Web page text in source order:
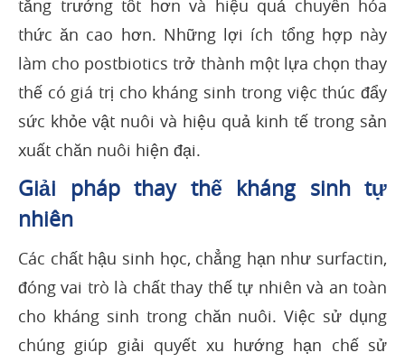
tăng trưởng tốt hơn và hiệu quả chuyển hóa
thức ăn cao hơn. Những lợi ích tổng hợp này
làm cho postbiotics trở thành một lựa chọn thay
thế có giá trị cho kháng sinh trong việc thúc đẩy
sức khỏe vật nuôi và hiệu quả kinh tế trong sản
xuất chăn nuôi hiện đại.
Giải pháp thay thế kháng sinh tự
nhiên
Các chất hậu sinh học, chẳng hạn như surfactin,
đóng vai trò là chất thay thế tự nhiên và an toàn
cho kháng sinh trong chăn nuôi. Việc sử dụng
chúng giúp giải quyết xu hướng hạn chế sử